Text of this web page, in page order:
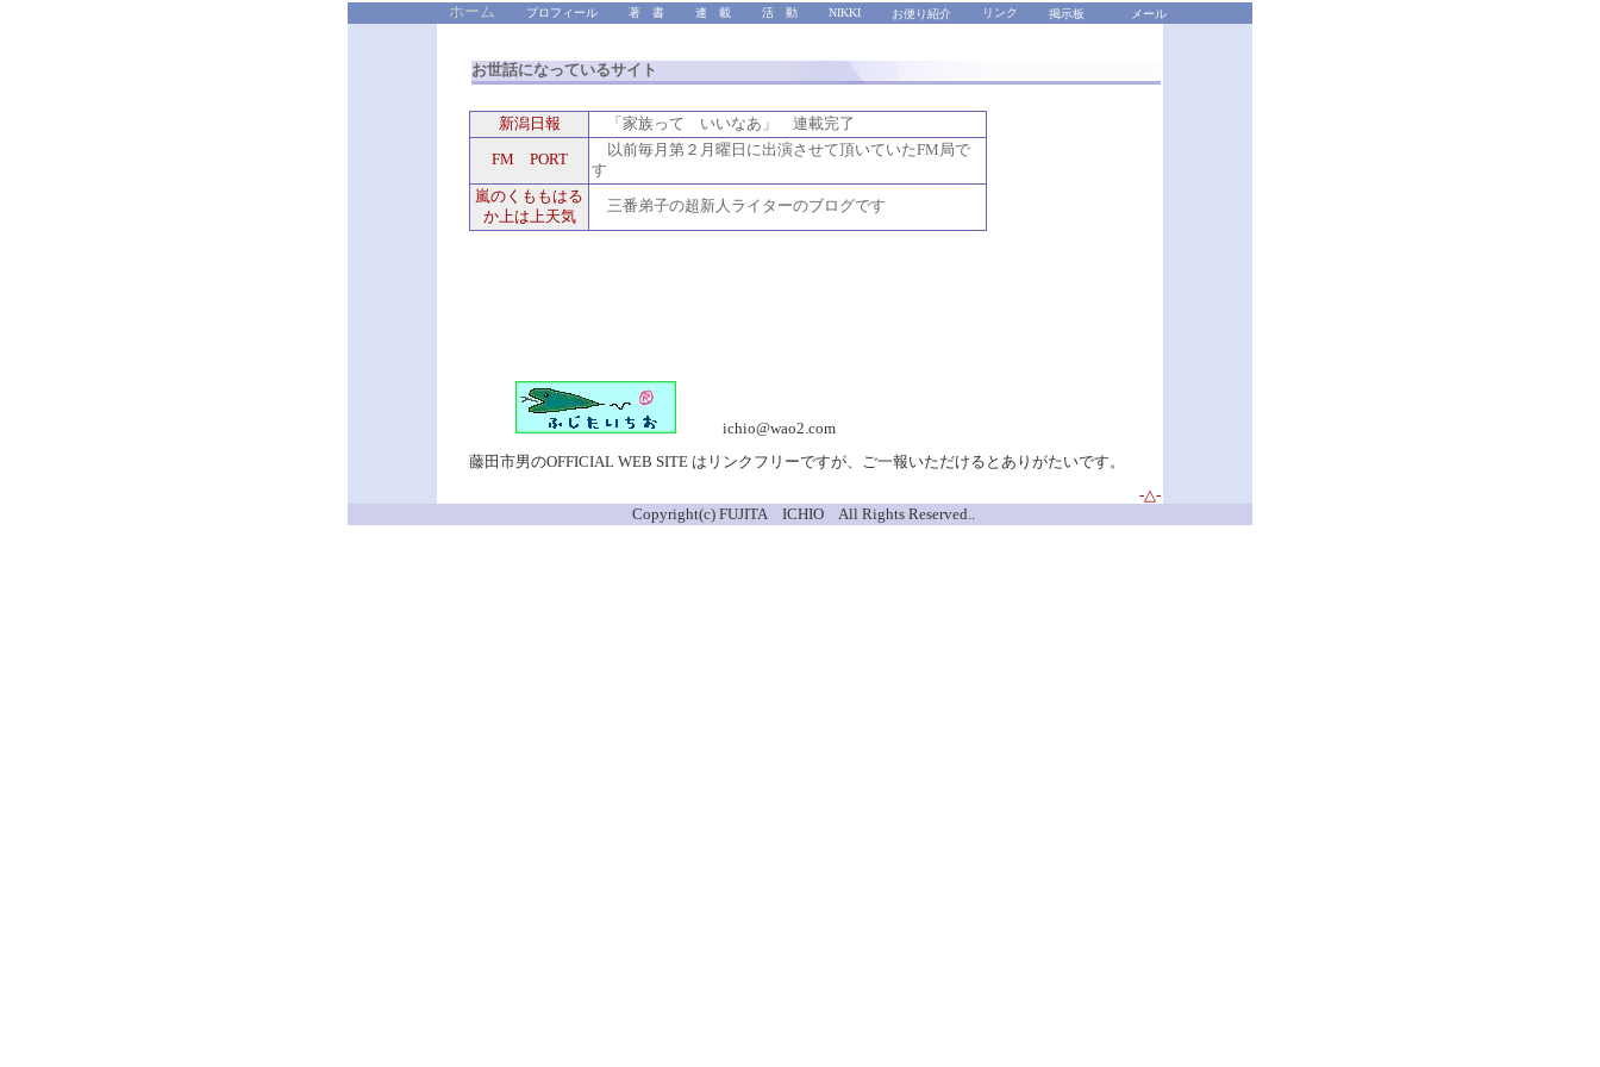
ホーム プロフィール 著 書 連 載 活 動 NIKKI お便り紹介 リンク 掲示板 メール
お世話になっているサイト
新潟日報 「家族って いいなあ」 連載完了
FM PORT
以前毎月第２月曜日に出演させて頂いていたFM局で
す
嵐のくももはる
か上は上天気
三番弟子の超新人ライターのブログです
ichio@wao2.com
藤田市男のOFFICIAL WEB SITE はリンクフリーですが、ご一報いただけるとありがたいです。
-△-
Copyright(c) FUJITA ICHIO All Rights Reserved..